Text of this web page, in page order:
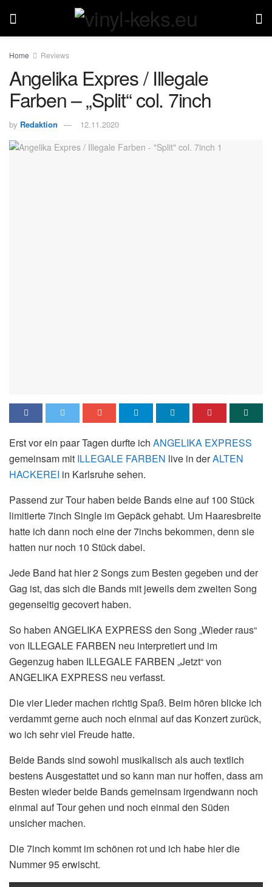
Home Reviews
Angelika Expres / Illegale
Farben – „Split“ col. 7inch
by Redaktion 12.11.2020
Erst vor ein paar Tagen durfte ich ANGELIKA EXPRESS
gemeinsam mit ILLEGALE FARBEN live in derALTEN
HACKEREI in Karlsruhe sehen.
Passend zur Tour haben beide Bands eine auf 100 Stück
limitierte 7inch Single im Gepäck gehabt. Um Haaresbreite
hatte ich dann noch eine der 7inchs bekommen, denn sie
hatten nur noch 10 Stück dabei.
Jede Band hat hier 2 Songs zum Besten gegeben und der
Gag ist, das sich die Bands mit jeweils dem zweiten Song
gegenseitig gecovert haben.
So haben ANGELIKA EXPRESS den Song „Wieder raus“
von ILLEGALE FARBEN neu interpretiert und im
Gegenzug haben ILLEGALE FARBEN „Jetzt“ von
ANGELIKA EXPRESS neu verfasst.
Die vier Lieder machen richtig Spaß. Beim hören blicke ich
verdammt gerne auch noch einmal auf das Konzert zurück,
wo ich sehr viel Freude hatte.
Beide Bands sind sowohl musikalisch als auch textlich
bestens Ausgestattet und so kann man nur hoffen, dass am
Besten wieder beide Bands gemeinsam irgendwann noch
einmal auf Tour gehen und noch einmal den Süden
unsicher machen.
Die 7inch kommt im schönen rot und ich habe hier die
Nummer 95 erwischt.